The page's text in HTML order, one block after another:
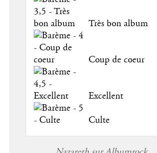
Très bon album
Coup de coeur
Excellent
Culte